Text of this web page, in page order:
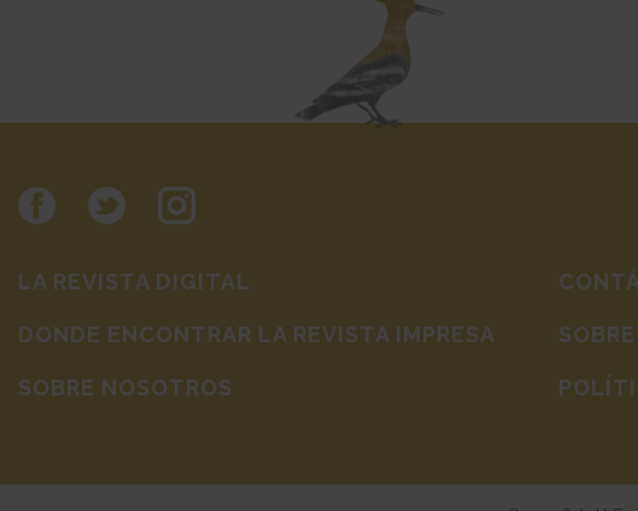
LA REVISTA DIGITAL
DONDE ENCONTRAR LA REVISTA IMPRESA
SOBRE NOSOTROS